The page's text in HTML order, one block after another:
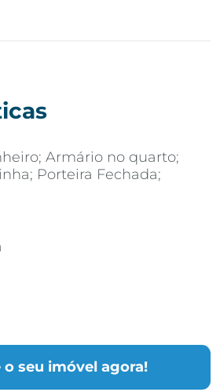
seu imóvel agora!
Armário no quarto;
Porteira Fechada;